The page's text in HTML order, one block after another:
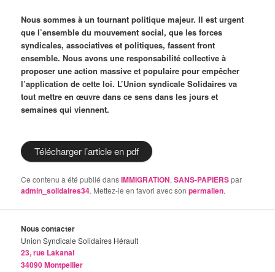
Nous sommes à un tournant politique majeur. Il est urgent
que l’ensemble du mouvement social, que les forces
syndicales, associatives et politiques, fassent front
ensemble. Nous avons une responsabilité collective à
proposer une action massive et populaire pour empêcher
l’application de cette loi. L’Union syndicale Solidaires va
tout mettre en œuvre dans ce sens dans les jours et
semaines qui viennent.
Télécharger l’article en pdf
Ce contenu a été publié dansIMMIGRATION,SANS-PAPIERSpar
admin_solidaires34. Mettez-le en favori avec sonpermalien.
Nous contacter
Union Syndicale Solidaires Hérault
23, rue Lakanal
34090 Montpellier